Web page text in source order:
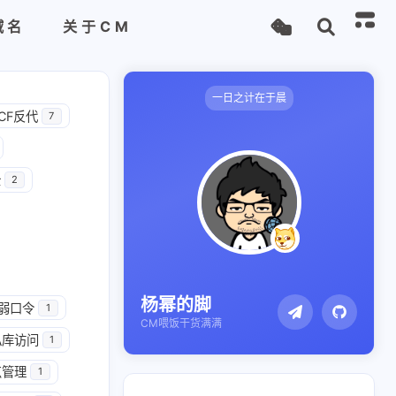
关于CM
反代 7
2
口令 1
访问 1
理 1
一日之计在于晨
杨幂的脚
CM喂饭干货满满